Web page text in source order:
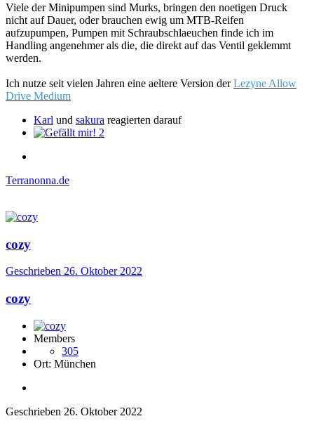
Viele der Minipumpen sind Murks, bringen den noetigen Druck
nicht auf Dauer, oder brauchen ewig um MTB-Reifen
aufzupumpen, Pumpen mit Schraubschlaeuchen finde ich im
Handling angenehmer als die, die direkt auf das Ventil geklemmt
werden.
Ich nutze seit vielen Jahren eine aeltere Version derLezyne Allow
Drive Medium
Karl und sakura reagierten darauf
2
Terranonna.de
cozy
Geschrieben 26. Oktober 2022
cozy
Members
305
Ort: München
Geschrieben 26. Oktober 2022